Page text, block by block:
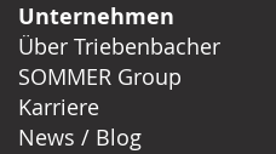
Unternehmen
Über Triebenbacher
SOMMER Group
Karriere
News / Blog